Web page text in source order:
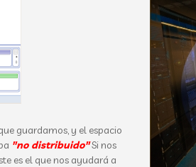
guardamos, y el espacio
"no distribuido"Si nos
es el que nos ayudará a